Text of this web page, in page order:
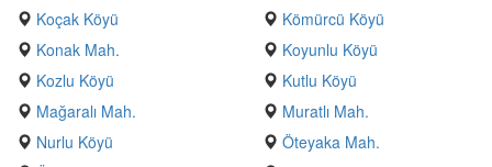
Koçak Köyü
Kömürcü Köyü
Konak Mah.
Koyunlu Köyü
Kozlu Köyü
Kutlu Köyü
Mağaralı Mah.
Muratlı Mah.
Nurlu Köyü
Öteyaka Mah.